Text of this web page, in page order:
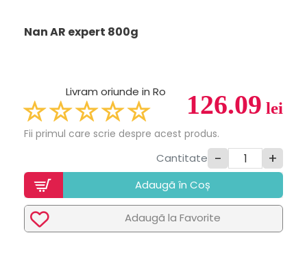
Nan AR expert 800g
126.09 lei
Livram oriunde in Ro
Fii primul care scrie despre acest produs.
Cantitate - +
Adaugã în Coș
Adaugã la Favorite